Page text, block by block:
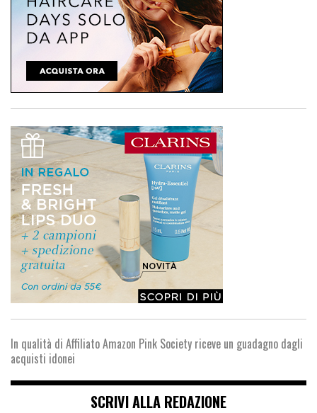
In qualità di Affiliato Amazon Pink Society riceve un guadagno dagli
acquisti idonei
SCRIVI ALLA REDAZIONE